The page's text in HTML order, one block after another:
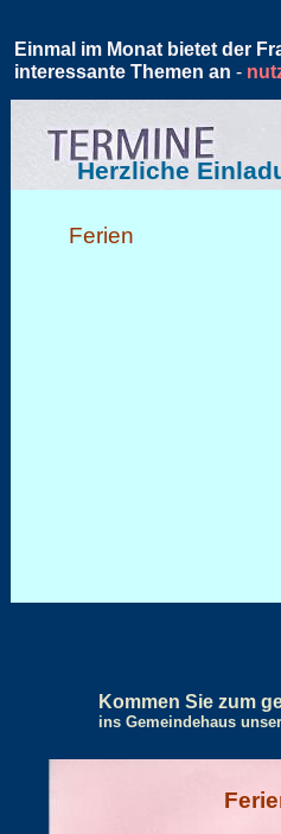
Einmal im Monat bietet der
interessante Themen an -
Ferien
Herzliche
Kommen Sie zum
ins Gemeindehaus